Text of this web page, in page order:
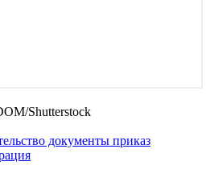
Shutterstoсk
документы приказ